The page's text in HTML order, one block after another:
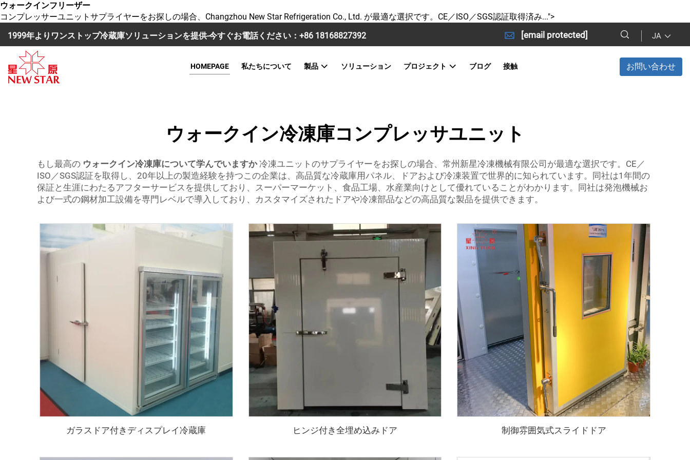
ウォークインフリーザー
コンプレッサーユニットサプライヤーをお探しの場合、Changzhou New Star Refrigeration Co., Ltd. が最適な選択です。CE／ISO／SGS認証取得済み...">
1999年よりワンストップ冷蔵庫ソリューションを提供-今すぐお電話ください： +86 18168827392 [email protected] JA
HOMEPAGE 私たちについて 製品 ソリューション プロジェクト ブログ 接触 お問い合わせ
ウォークイン冷凍庫コンプレッサユニット
もし最高の ウォークイン冷凍庫について学んでいますか冷凍ユニットのサプライヤーをお探しの場合、常州新星冷凍機械有限公司が最適な選択です。CE／
ISO／SGS認証を取得し、20年以上の製造経験を持つこの企業は、高品質な冷蔵庫用パネル、ドアおよび冷凍装置で世界的に知られています。同社は1年間の
保証と生涯にわたるアフターサービスを提供しており、スーパーマーケット、食品工場、水産業向けとして優れていることがわかります。同社は発泡機械お
よび一式の鋼材加工設備を専門レベルで導入しており、カスタマイズされたドアや冷凍部品などの高品質な製品を提供できます。
ガラスドア付きディスプレイ冷蔵庫 ヒンジ付き全埋め込みドア 制御雰囲気式スライドドア